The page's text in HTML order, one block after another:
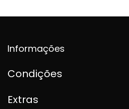
Informações
Condições
Extras